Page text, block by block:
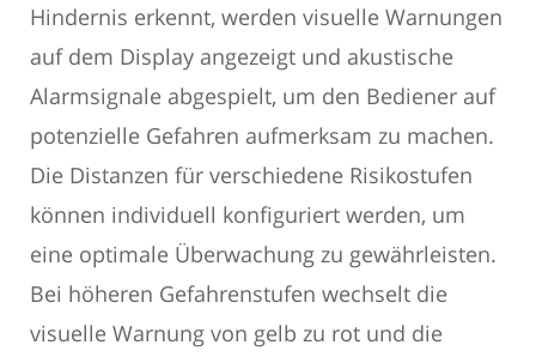
Hindernis erkennt, werden visuelle Warnungen
auf dem Display angezeigt und akustische
Alarmsignale abgespielt, um den Bediener auf
potenzielle Gefahren aufmerksam zu machen.
Die Distanzen für verschiedene Risikostufen
können individuell konfiguriert werden, um
eine optimale Überwachung zu gewährleisten.
Bei höheren Gefahrenstufen wechselt die
visuelle Warnung von gelb zu rot und die